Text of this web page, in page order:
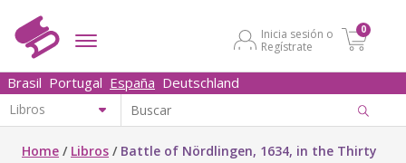
Inicia sesión o
Regístrate
0
Brasil Portugal España Deutschland
Home / Libros / Battle of Nördlingen, 1634, in the Thirty